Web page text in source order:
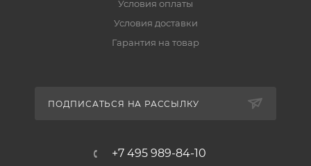
Условия оплаты
Условия доставки
Гарантия на товар
ПОДПИСАТЬСЯ НА РАССЫЛКУ
+7 495 989-84-10